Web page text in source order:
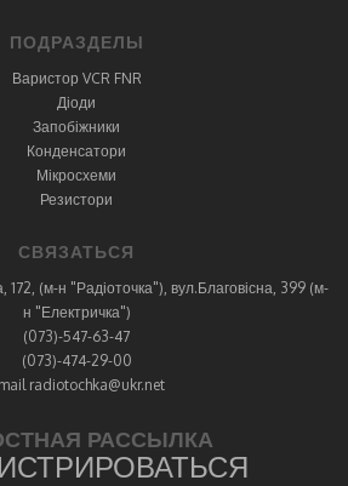
ПОДРАЗДЕЛЫ
Варистор VCR FNR
Діоди
Запобіжники
Конденсатори
Мікросхеми
Резистори
СВЯЗАТЬСЯ
172, (м-н "Радіоточка"), вул.Благовісна, 399 (м-
н "Електричка")
(073)-547-63-47
(073)-474-29-00
radiotochka@ukr.net
РАССЫЛКА